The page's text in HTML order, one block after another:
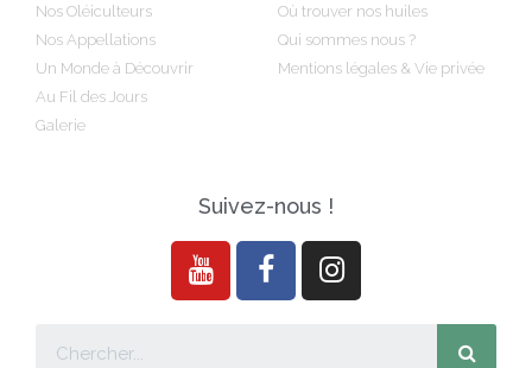
Nos Oléiculteurs
Nos Appellations
Un Monde à Découvrir
Au Fil des Jours
Galerie
Où trouver nos huiles
Qui sommes nous ?
Mentions légales & Vie privée
Suivez-nous !